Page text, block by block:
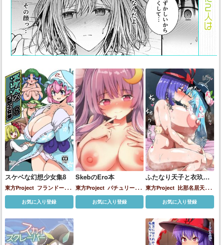
スケベな幻想少女集8
東方Project フランドー
ル・スカーレットルーミア
わかさぎ姫 埴安神袿姫
刀偶磨弓永江衣玖 秋静葉聖
白蓮西行寺幽々子鈴仙・優
曇華院・イナバ霍青娥
お気に入り登録
SkebのEro本
東方Project パチュリー・
ノーレッジフランドール・
スカーレット多々良小傘
お気に入り登録
ふたなり天子と衣玖さ
んがイチャラブレズH
東方Project 比那名居天子
永江衣玖
お気に入り登録